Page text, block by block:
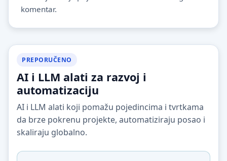
komentar.
PREPORUČENO
AI i LLM alati za razvoj i
automatizaciju
AI i LLM alati koji pomažu pojedincima i tvrtkama
da brze pokrenu projekte, automatiziraju posao i
skaliraju globalno.